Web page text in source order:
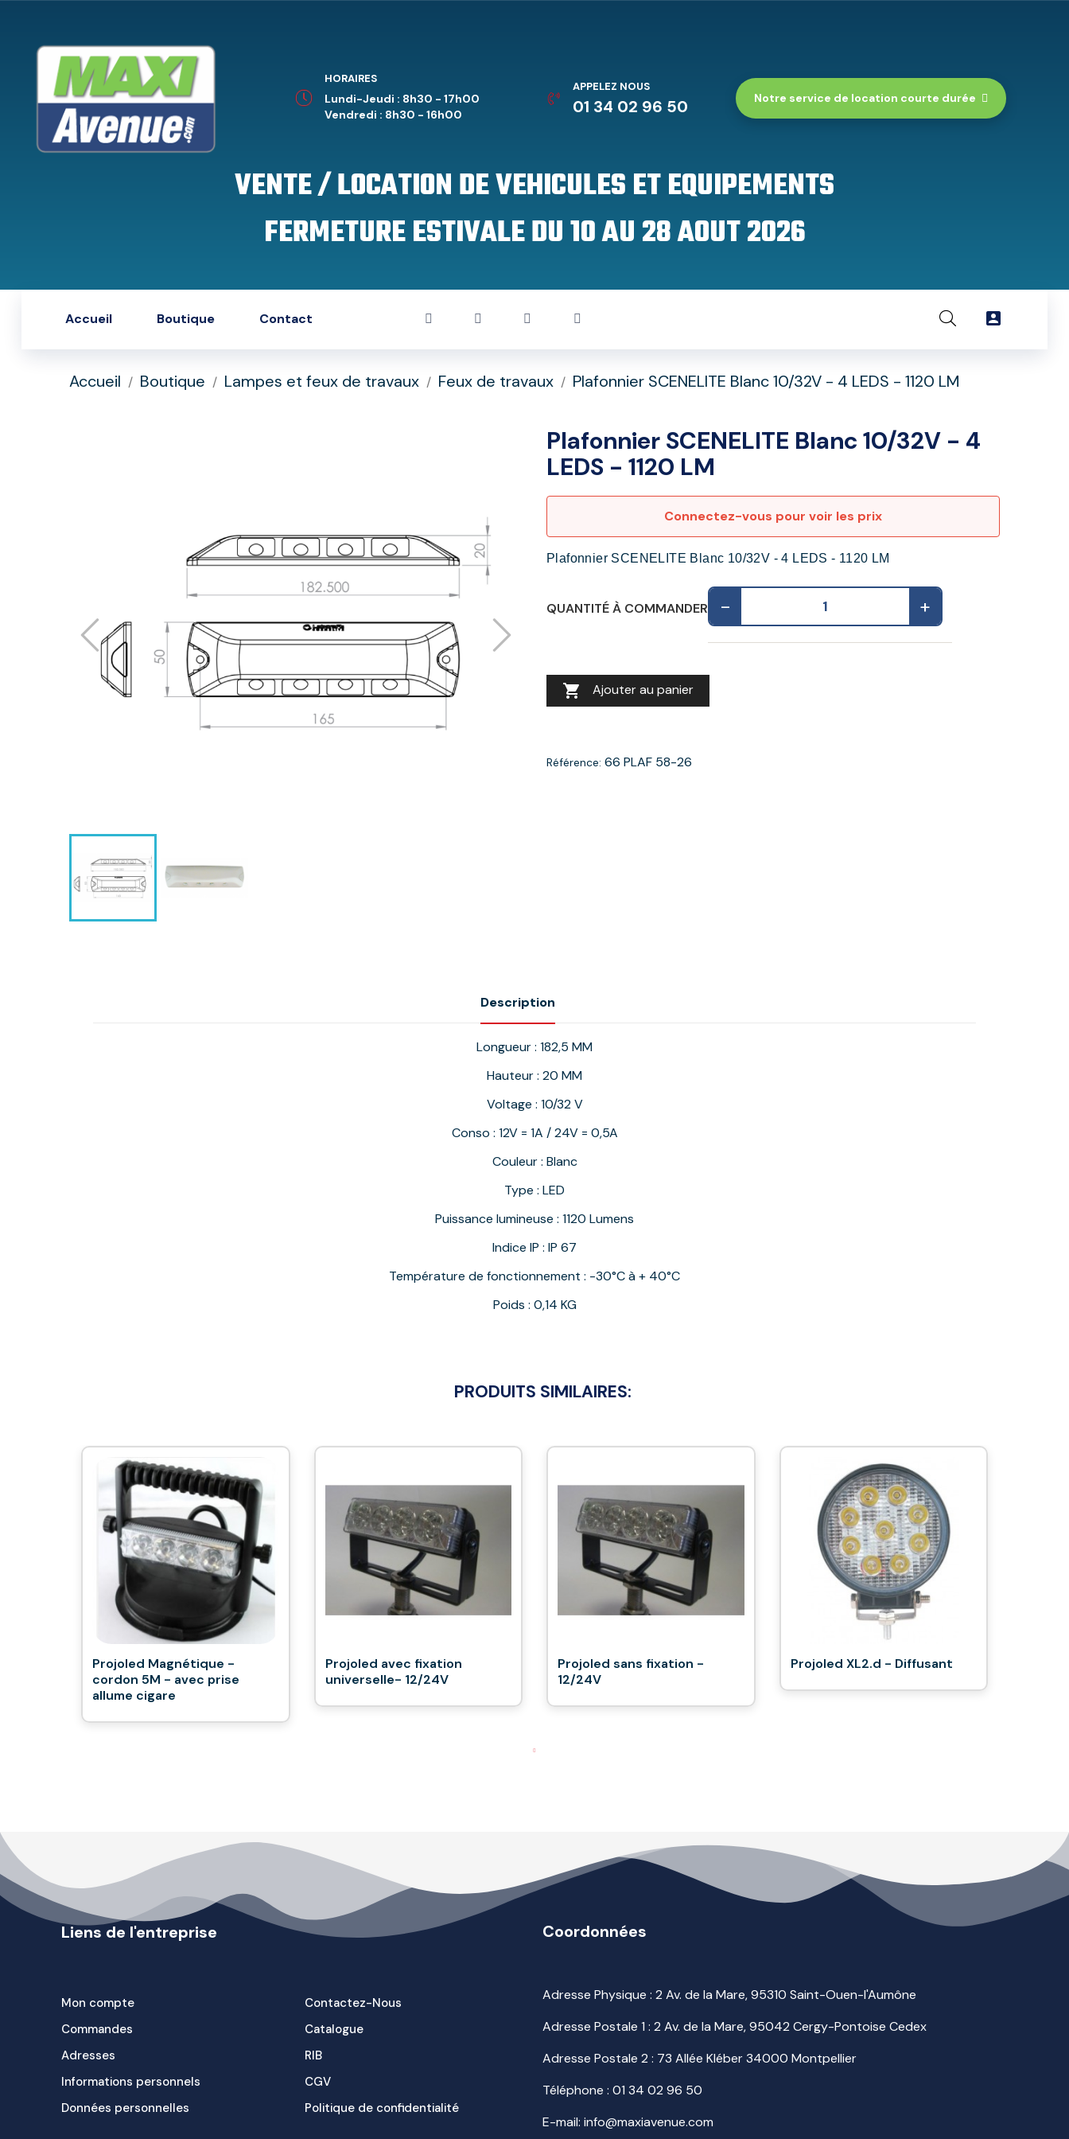
HORAIRES
Lundi-Jeudi : 8h30 - 17h00
Vendredi : 8h30 - 16h00
APPELEZ NOUS
01 34 02 96 50 Notre service de location courte durée
VENTE / LOCATION DE VEHICULES ET EQUIPEMENTS
FERMETURE ESTIVALE DU 10 AU 28 AOUT 2026
Accueil Boutique Contact 
Accueil Boutique Lampes et feux de travaux Feux de travaux Plafonnier SCENELITE Blanc 10/32V - 4 LEDS - 1120 LM
Plafonnier SCENELITE Blanc 10/32V - 4
LEDS - 1120 LM
Connectez-vous pour voir les prix
Plafonnier SCENELITE Blanc 10/32V - 4 LEDS - 1120 LM
QUANTITÉ À COMMANDER - +
 Ajouter au panier
Référence: 66 PLAF 58-26
Description
Longueur : 182,5 MM
Hauteur : 20 MM
Voltage : 10/32 V
Conso : 12V = 1A / 24V = 0,5A
Couleur : Blanc
Type : LED
Puissance lumineuse : 1120 Lumens
Indice IP : IP 67
Température de fonctionnement : -30°C à + 40°C
Poids : 0,14 KG
PRODUITS SIMILAIRES:
Projoled Magnétique -
cordon 5M - avec prise
allume cigare
Projoled avec fixation
universelle- 12/24V
Projoled sans fixation -
12/24V
Projoled XL2.d - Diffusant
Liens de l'entreprise
Mon compte
Commandes
Adresses
Informations personnels
Données personnelles
Contactez-Nous
Catalogue
RIB
CGV
Politique de confidentialité
Coordonnées
Adresse Physique : 2 Av. de la Mare, 95310 Saint-Ouen-l'Aumône
Adresse Postale 1 : 2 Av. de la Mare, 95042 Cergy-Pontoise Cedex
Adresse Postale 2 : 73 Allée Kléber 34000 Montpellier
Téléphone : 01 34 02 96 50
E-mail: info@maxiavenue.com